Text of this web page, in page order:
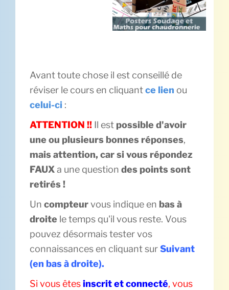
Avant toute chose il est conseillé de
réviser le cours en cliquantce lien ou
celui-ci :
ATTENTION !!Il est possible d'avoir
une ou plusieurs bonnes réponses,
mais attention, car si vous répondez
FAUXa une question des points sont
retirés !
Un compteurvous indique en bas à
droite le temps qu'il vous reste. Vous
pouvez désormais tester vos
connaissances en cliquant surSuivant
(en bas à droite).
Si vous êtesinscrit et connecté, vous